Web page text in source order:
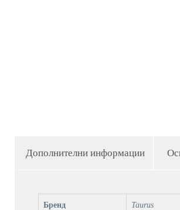
Дополнителни информации
Бренд Taurus